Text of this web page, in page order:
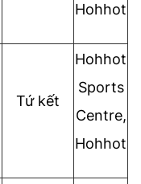
Hohhot
Tứ kết
Hohhot
Sports
Centre,
Hohhot